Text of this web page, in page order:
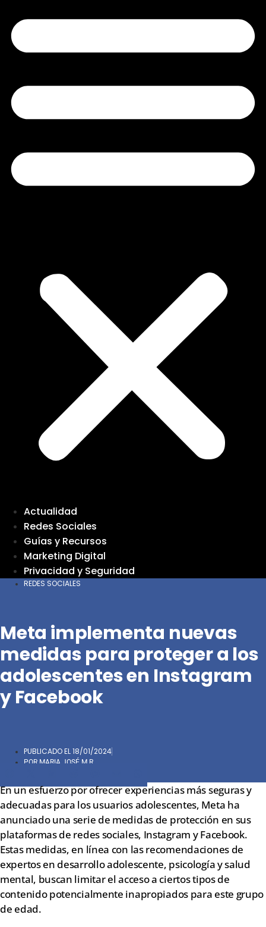
Actualidad
Redes Sociales
Guías y Recursos
Marketing Digital
Privacidad y Seguridad
REDES SOCIALES
Meta implementa nuevas
medidas para proteger a los
adolescentes en Instagram
y Facebook
PUBLICADO EL18/01/2024
POR MARIA JOSÉ M.R.
en
Facebook
en
X
(Twitter)
en
LinkedIn
en
Reddit
en
Pinterest
en
Email
en
WhatsApp
En un esfuerzo por ofrecer experiencias más seguras y
adecuadas para los usuarios adolescentes, Meta ha
anunciado una serie de medidas de protección en sus
plataformas de redes sociales, Instagram y Facebook.
Estas medidas, en línea con las recomendaciones de
expertos en desarrollo adolescente, psicología y salud
mental, buscan limitar el acceso a ciertos tipos de
contenido potencialmente inapropiados para este grupo
de edad.